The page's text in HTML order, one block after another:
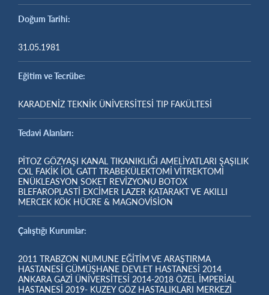
Doğum Tarihi:
31.05.1981
Eğitim ve Tecrübe:
KARADENİZ TEKNİK ÜNİVERSİTESİ TIP FAKÜLTESİ
Tedavi Alanları:
PİTOZ GÖZYAŞI KANAL TIKANIKLIĞI AMELİYATLARI ŞAŞILIK
CXL FAKİK İOL GATT TRABEKÜLEKTOMİ VİTREKTOMİ
ENÜKLEASYON SOKET REVİZYONU BOTOX
BLEFAROPLASTİ EXCİMER LAZER KATARAKT VE AKILLI
MERCEK KÖK HÜCRE & MAGNOVİSİON
Çalıştığı Kurumlar:
2011 TRABZON NUMUNE EĞİTİM VE ARAŞTIRMA
HASTANESİ GÜMÜŞHANE DEVLET HASTANESİ 2014
ANKARA GAZİ ÜNİVERSİTESİ 2014-2018 ÖZEL İMPERİAL
HASTANESİ 2019- KUZEY GÖZ HASTALIKLARI MERKEZİ